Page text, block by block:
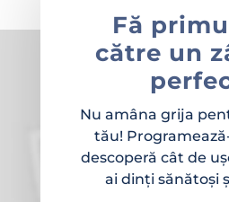
Fă
către un
Nu amâna grija
tău!
descoperă cât de
ai dinți sănătoși